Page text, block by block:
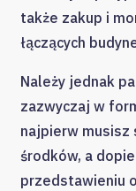
także zakup i
łączących
Należy jednak
zazwyczaj w
najpierw musisz
środków, a
przedstawieniu